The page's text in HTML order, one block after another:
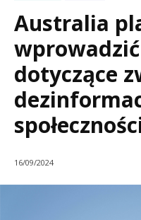
Australia
dotyczące
16/09/2024